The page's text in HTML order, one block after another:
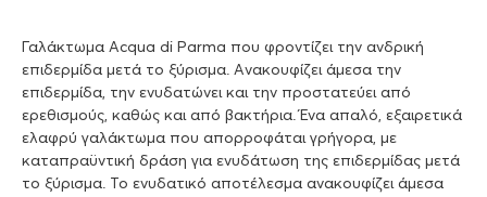
Γαλάκτωμα Acqua di Parma που φροντίζει την ανδρική
επιδερμίδα μετά το ξύρισμα. Ανακουφίζει άμεσα την
επιδερμίδα, την ενυδατώνει και την προστατεύει από
ερεθισμούς, καθώς και από βακτήρια. Ένα απαλό, εξαιρετικά
ελαφρύ γαλάκτωμα που απορροφάται γρήγορα, με
καταπραϋντική δράση για ενυδάτωση της επιδερμίδας μετά
το ξύρισμα. Το ενυδατικό αποτέλεσμα ανακουφίζει άμεσα